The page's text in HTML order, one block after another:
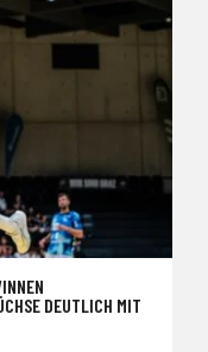
DEUTLICH MIT